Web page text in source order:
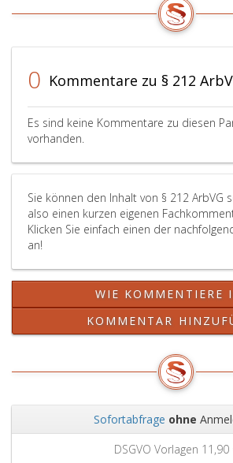
das
auf
oder
ihrer
oder
ihrer
einem
Mitgliedstaat
betreffen
oder
über
die
Befugnisse
der
einzelnen
Mitgliedstaates
hinausgehen.
der
oder
Arbeitnehmervertretern
dem
der
Gesellschaft
zu
verstehen.
Form
und
Inhalt
der
Anhörung
Arbeitnehmervertretern
der
Grundlage
die
Einflussnahme
des
zur
der
der
auf
alle
Angelegenheiten
Europäischen
Gesellschaft
durch
die
Wahrnehmung
einen
Teil
der
0 Kommentare zu § 212
Es sind keine Kommentare zu diesen
vorhanden.
Sie können den Inhalt von § 212 ArbVG
also einen kurzen eigenen
Klicken Sie einfach einen der
an!
WIE KOMMENTIERE
KOMMENTAR
Sofortabfrage ohne
DSGVO Vorlagen 11,90